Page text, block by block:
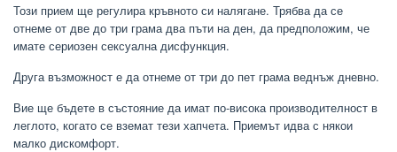
Този прием ще регулира кръвното си налягане. Трябва да се
отнеме от две до три грама два пъти на ден, да предположим, че
имате сериозен сексуална дисфункция.
Друга възможност е да отнеме от три до пет грама веднъж дневно.
Вие ще бъдете в състояние да имат по-висока производителност в
леглото, когато се вземат тези хапчета. Приемът идва с някои
малко дискомфорт.